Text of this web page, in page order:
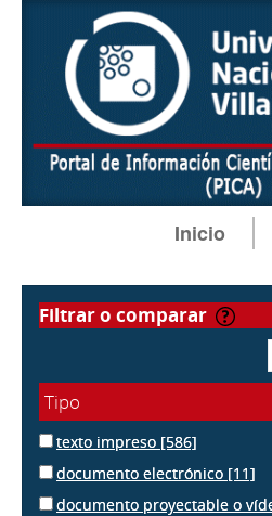
Inicio
filtrar o comparar
Tipo
texto impreso [586]
documento electrónico [11]
documento proyectable o